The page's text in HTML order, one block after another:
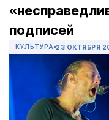
подписей
КУЛЬТУРА 23 ОКТЯБРЯ